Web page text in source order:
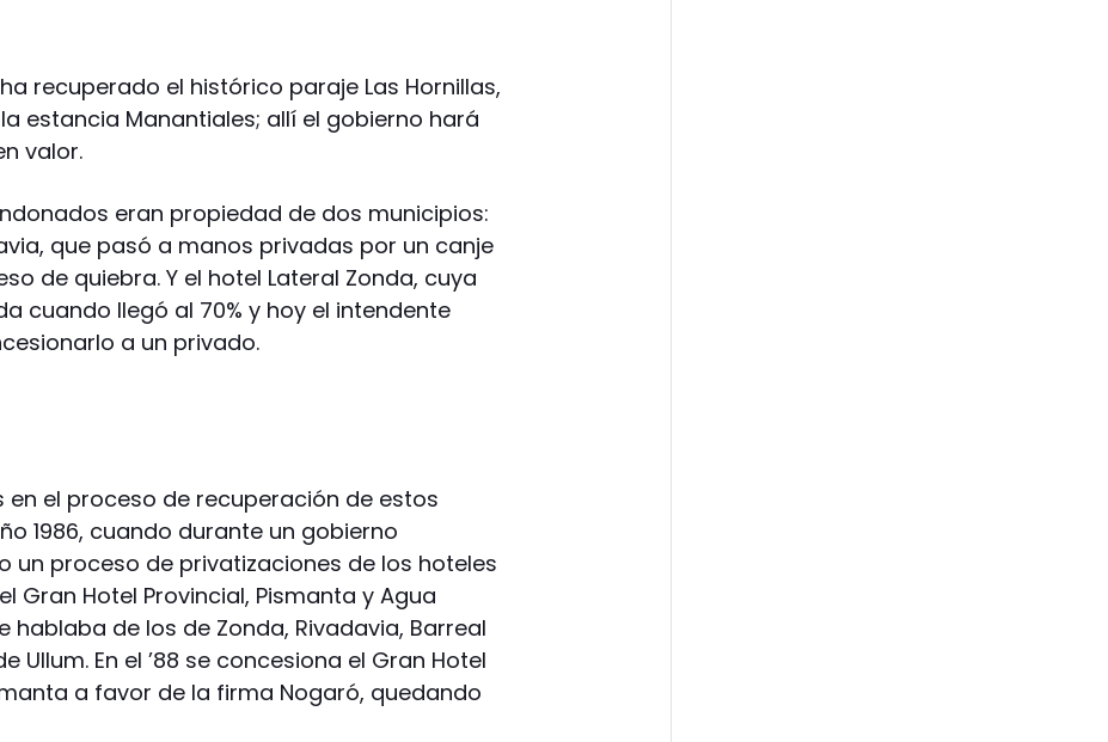
recuperado el histórico paraje Las Hornillas,
estancia Manantiales; allí el gobierno hará
valor.
eran propiedad de dos municipios:
que pasó a manos privadas por un canje
de quiebra. Y el hotel Lateral Zonda, cuya
cuando llegó al 70% y hoy el intendente
a un privado.
el proceso de recuperación de estos
1986, cuando durante un gobierno
un proceso de privatizaciones de los hoteles
Gran Hotel Provincial, Pismanta y Agua
hablaba de los de Zonda, Rivadavia, Barreal
Ullum. En el ’88 se concesiona el Gran Hotel
a favor de la firma Nogaró, quedando